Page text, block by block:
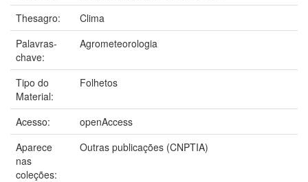
Thesagro:
Clima
Palavras-
chave:
Agrometeorologia
Tipo do
Material:
Folhetos
Acesso:
openAccess
Aparece
nas
coleções:
Outras publicações (CNPTIA)